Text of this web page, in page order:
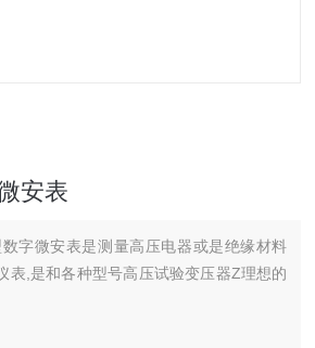
安表
数字微安表是测量高压电器或是绝缘材料
表,是和各种型号高压试验变压器Z理想的